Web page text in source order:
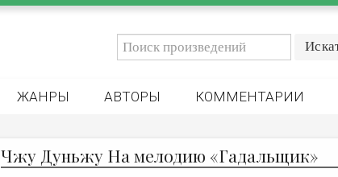
ЖАНРЫ АВТОРЫ КОММЕНТАРИИ
Чжу Дуньжу На мелодию «Гадальщик»